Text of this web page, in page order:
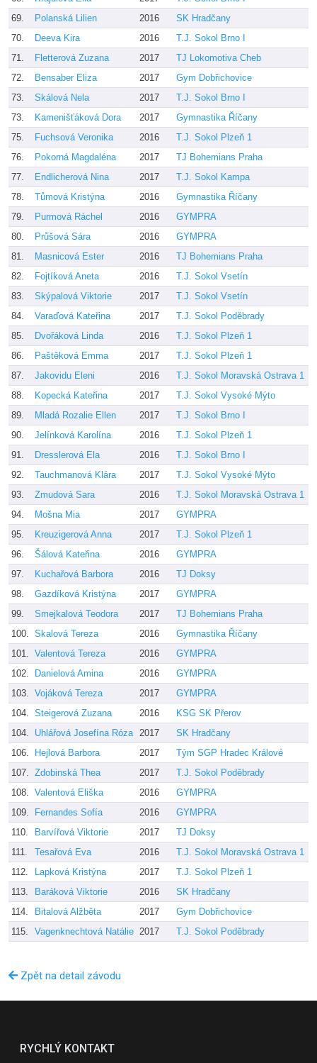
69.
Polanská Lilien 2016 SK Hradčany
70.
Deeva Kira 2016 T.J. Sokol Brno I
71.
Fletterová Zuzana 2017 TJ Lokomotiva Cheb
72.
Bensaber Eliza 2017 Gym Dobřichovice
73.
Skálová Nela 2017 T.J. Sokol Brno I
73.
Kamenišťáková Dora 2017 Gymnastika Říčany
75.
Fuchsová Veronika 2016 T.J. Sokol Plzeň 1
76.
Pokorná Magdaléna 2017 TJ Bohemians Praha
77.
Endlicherová Nina 2017 T.J. Sokol Kampa
78.
Tůmová Kristýna 2016 Gymnastika Říčany
79.
Purmová Ráchel 2016 GYMPRA
80.
Průšová Sára 2016 GYMPRA
81.
Masnicová Ester 2016 TJ Bohemians Praha
82.
Fojtíková Aneta 2016 T.J. Sokol Vsetín
83.
Skýpalová Viktorie 2017 T.J. Sokol Vsetín
84.
Varaďová Kateřina 2017 T.J. Sokol Poděbrady
85.
Dvořáková Linda 2016 T.J. Sokol Plzeň 1
86.
Paštěková Emma 2017 T.J. Sokol Plzeň 1
87.
Jakovidu Eleni 2016 T.J. Sokol Moravská Ostrava 1
88.
Kopecká Kateřina 2017 T.J. Sokol Vysoké Mýto
89.
Mladá Rozalie Ellen 2017 T.J. Sokol Brno I
90.
Jelínková Karolína 2016 T.J. Sokol Plzeň 1
91.
Dresslerová Ela 2016 T.J. Sokol Brno I
92.
Tauchmanová Klára 2017 T.J. Sokol Vysoké Mýto
93.
Zmudová Sara 2016 T.J. Sokol Moravská Ostrava 1
94.
Mošna Mia 2017 GYMPRA
95.
Kreuzigerová Anna 2017 T.J. Sokol Plzeň 1
96.
Šálová Kateřina 2016 GYMPRA
97.
Kuchařová Barbora 2016 TJ Doksy
98.
Gazdíková Kristýna 2017 GYMPRA
99.
Smejkalová Teodora 2017 TJ Bohemians Praha
100. Skalová Tereza 2016 Gymnastika Říčany
101. Valentová Tereza 2016 GYMPRA
102.
Danielová Amina 2016 GYMPRA
103. Vojáková Tereza 2017 GYMPRA
104. Steigerová Zuzana 2016 KSG SK Přerov
104.
Uhlářová Josefína Róza 2017 SK Hradčany
106.
Hejlová Barbora 2017 Tým SGP Hradec Králové
107. Zdobinská Thea 2017 T.J. Sokol Poděbrady
108. Valentová Eliška 2016 GYMPRA
109.
Fernandes Sofía 2016 GYMPRA
110.
Barvířová Viktorie 2017 TJ Doksy
111.
Tesařová Eva 2016 T.J. Sokol Moravská Ostrava 1
112.
Lapková Kristýna 2017 T.J. Sokol Plzeň 1
113.
Baráková Viktorie 2016 SK Hradčany
114.
Bitalová Alžběta 2017 Gym Dobřichovice
115.
Vagenknechtová Natálie 2017 T.J. Sokol Poděbrady
Zpět na detail závodu
RYCHLÝ KONTAKT